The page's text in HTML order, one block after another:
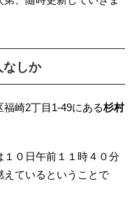
なしか
崎2丁目1-49にある杉村
０日午前１１時４０分
ているということで